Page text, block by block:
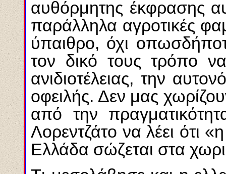
αυθόρμητης έκφρασης
παράλληλα αγροτικές
ύπαιθρο, όχι
τον δικό τους τρόπο
ανιδιοτέλειας, την
οφειλής. Δεν μας
από την
Λορεντζάτο να λέει ότι
Eλλάδα σώζεται στα